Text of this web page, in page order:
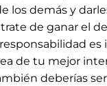
los demás y
de ganar el
de tu mejor
deberías